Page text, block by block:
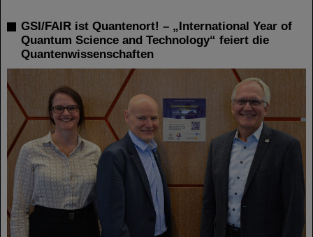
GSI/FAIR ist Quantenort! – „International Year of
Quantum Science and Technology“ feiert die
Quantenwissenschaften